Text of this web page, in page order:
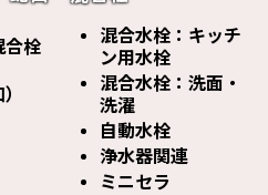
合栓
混合水栓：キッチ
ン用水栓
混合水栓：洗面・
洗濯
自動水栓
浄水器関連
ミニセラ